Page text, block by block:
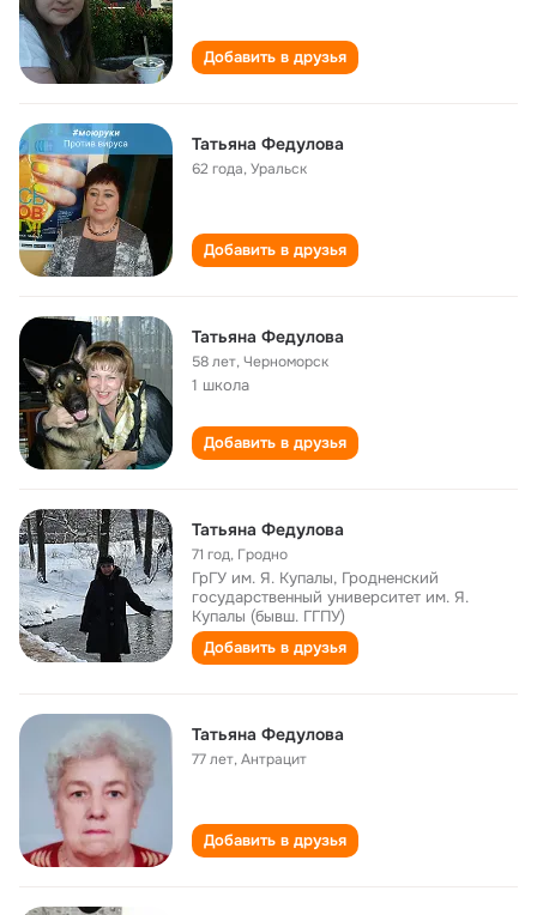
Добавить в друзья
Татьяна Федулова
62 года,Уральск
Добавить в друзья
Татьяна Федулова
58 лет,Черноморск
1 школа
Добавить в друзья
Татьяна Федулова
71 год, Гродно
ГрГУ им. Я. Купалы, Гродненский
государственный университет им. Я.
Купалы (бывш. ГГПУ)
Добавить в друзья
Татьяна Федулова
77 лет,Антрацит
Добавить в друзья